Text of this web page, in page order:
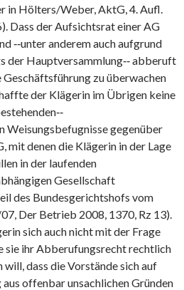
in Hölters/Weber, AktG, 4. Aufl.
Dass der Aufsichtsrat einer AG
‑‑unter anderem auch aufgrund
der Hauptversammlung‑‑ abberuft
zu überwachen
der Klägerin im Übrigen keine
Weisungsbefugnisse gegenüber
mit denen die Klägerin in der Lage
in der laufenden
Gesellschaft
des Bundesgerichtshofs vom
Der Betrieb 2008, 1370, Rz 13).
sich auch nicht mit der Frage
sie ihr Abberufungsrecht rechtlich
dass die Vorstände sich auf
offenbar unsachlichen Gründen